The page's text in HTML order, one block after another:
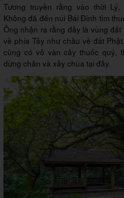
Tương truyền rằng vào thời
Không đã đến núi Bái Đính tìm
Ông nhận ra rằng đây là vùng
về phía Tây như chầu về đất
cũng có vô vàn cây thuốc quý,
dừng chân và xây chùa tại đây.